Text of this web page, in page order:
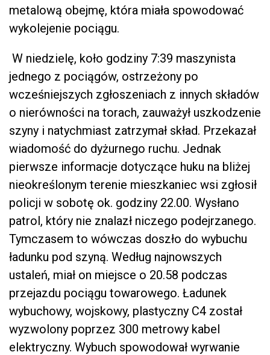
metalową obejmę, która miała spowodować
wykolejenie pociągu.
W niedzielę, koło godziny 7:39 maszynista
jednego z pociągów, ostrzeżony po
wcześniejszych zgłoszeniach z innych składów
o nierówności na torach, zauważył uszkodzenie
szyny i natychmiast zatrzymał skład. Przekazał
wiadomość do dyżurnego ruchu. Jednak
pierwsze informacje dotyczące huku na bliżej
nieokreślonym terenie mieszkaniec wsi zgłosił
policji w sobotę ok. godziny 22.00. Wysłano
patrol, który nie znalazł niczego podejrzanego.
Tymczasem to wówczas doszło do wybuchu
ładunku pod szyną. Według najnowszych
ustaleń, miał on miejsce o 20.58 podczas
przejazdu pociągu towarowego. Ładunek
wybuchowy, wojskowy, plastyczny C4 został
wyzwolony poprzez 300 metrowy kabel
elektryczny. Wybuch spowodował wyrwanie